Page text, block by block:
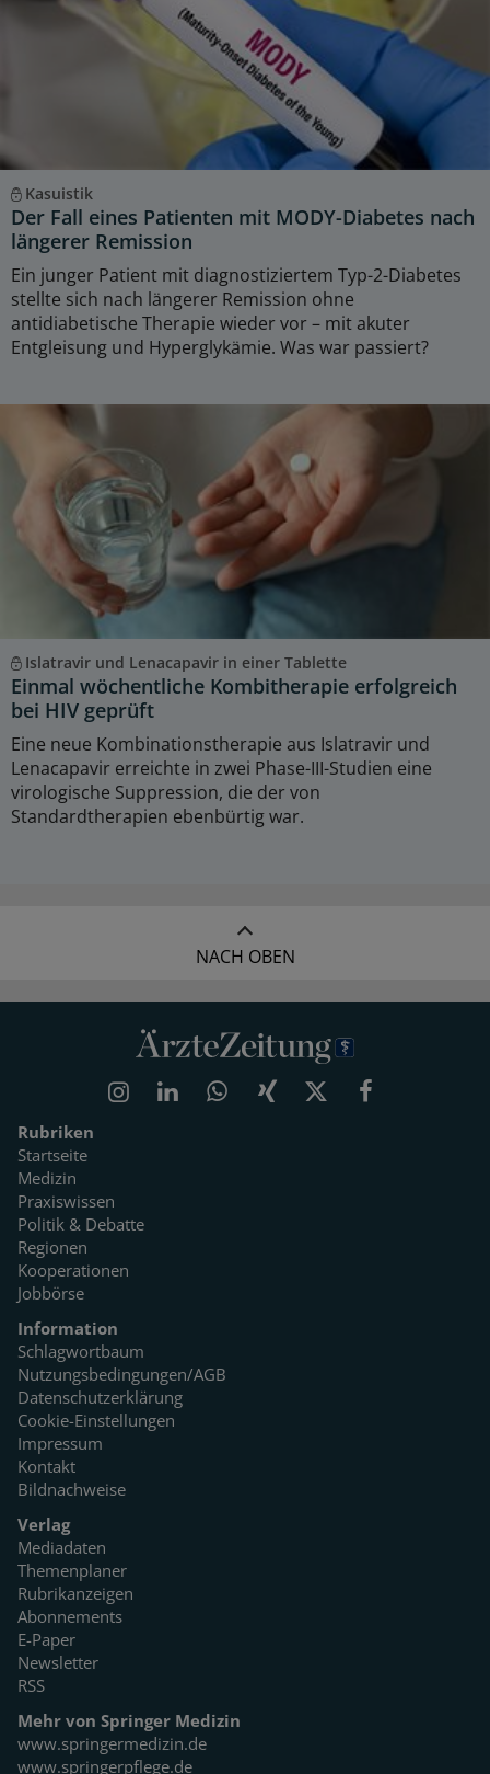
Kasuistik
Der Fall eines Patienten mit MODY-Diabetes nach
längerer Remission
Ein junger Patient mit diagnostiziertem Typ-2-Diabetes
stellte sich nach längerer Remission ohne
antidiabetische Therapie wieder vor – mit akuter
Entgleisung und Hyperglykämie. Was war passiert?
Islatravir und Lenacapavir in einer Tablette
Einmal wöchentliche Kombitherapie erfolgreich
bei HIV geprüft
Eine neue Kombinationstherapie aus Islatravir und
Lenacapavir erreichte in zwei Phase-III-Studien eine
virologische Suppression, die der von
Standardtherapien ebenbürtig war.
NACH OBEN
Rubriken
Startseite
Medizin
Praxiswissen
Politik & Debatte
Regionen
Kooperationen
Jobbörse
Information
Schlagwortbaum
Nutzungsbedingungen/AGB
Datenschutzerklärung
Cookie-Einstellungen
Impressum
Kontakt
Bildnachweise
Verlag
Mediadaten
Themenplaner
Rubrikanzeigen
Abonnements
E-Paper
Newsletter
RSS
Mehr von Springer Medizin
www.springermedizin.de
www.springerpflege.de